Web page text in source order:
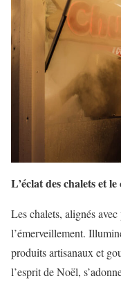
L’éclat des chalets et
Les chalets, alignés
l’émerveillement.
produits artisanaux et
l’esprit de Noël,